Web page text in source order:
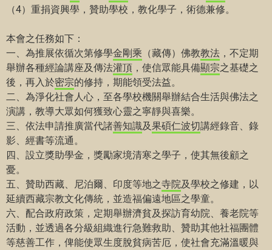
（4）重捐資興學，贊助學校，教化學子，術德兼修。
本會之任務如下：
一、為推展依循次第修學金剛乘 （藏傳）佛教教法 ，不定期
舉辦各種經論講座及傳法灌頂 ，使信眾能具備顯宗之基礎之
後，再入於密宗的修持，期能領受法益。
二、為淨化社會人心，至各學校機關舉辦結合生活與佛法之
演講，教導大眾如何獲致心靈之寧靜與喜樂。
三、依法申請推廣當代諸善知識及果碩仁波切講經錄音、錄
影、經書等流通。
四、設立獎助學金，獎勵家境清寒之學子，使其無後顧之
憂。
五、贊助西藏、尼泊爾、印度等地之寺院及學校之修建，以
延續西藏宗教文化傳統，並造福偏遠地區之學童。
六、配合政府政策，定期舉辦濟貧及探訪育幼院、養老院等
活動，並透過各分級組織進行急難救助、贊助其他社福團體
等慈善工作，俾能使眾生度脫貧病苦厄，使社會充滿溫暖與